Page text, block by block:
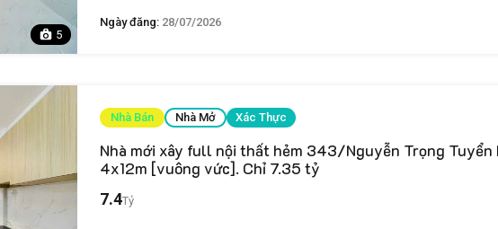
5
Ngày đăng: 28/07/2026
Nhà Bán Nhà Mở Xác Thực
Nhà mới xây full nội thất hẻm 343/Nguyễn Trọng Tuyển
4x12m [vuông vức]. Chỉ 7.35 tỷ
7.4Tỷ